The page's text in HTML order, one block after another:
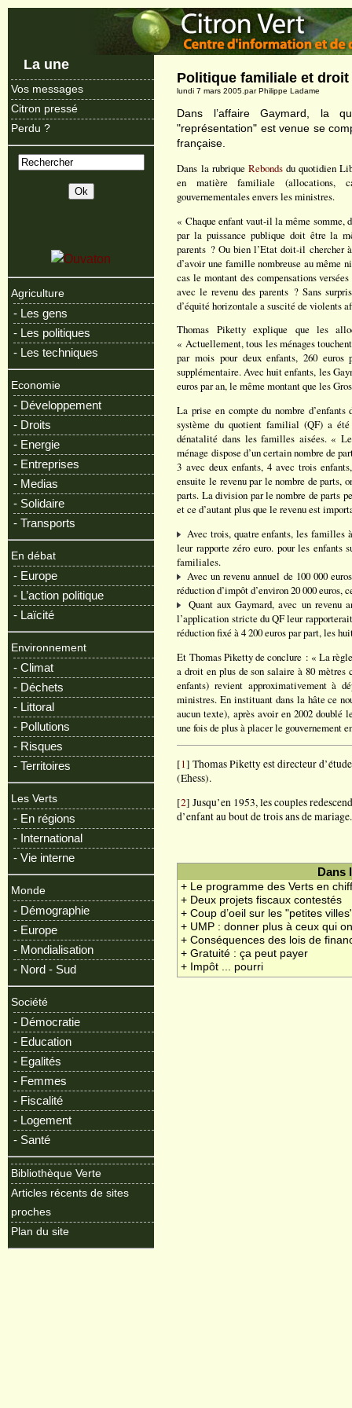
La une
Vos messages
Citron pressé
Perdu ?
Agriculture
- Les gens
- Les politiques
- Les techniques
Economie
- Développement
- Droits
- Energie
- Entreprises
- Medias
- Solidaire
- Transports
En débat
- Europe
- L’action politique
- Laïcité
Environnement
- Climat
- Déchets
- Littoral
- Pollutions
- Risques
- Territoires
Les Verts
- En régions
- International
- Vie interne
Monde
- Démographie
- Europe
- Mondialisation
- Nord - Sud
Société
- Démocratie
- Education
- Egalités
- Femmes
- Fiscalité
- Logement
- Santé
Bibliothèque Verte
Articles récents de sites
proches
Plan du site
Politique familiale et
lundi 7 mars 2005.par Philippe Ladame
Dans l’affaire Gaymard, la
"représentation" est venue se
française.
Dans la rubrique Rebondsdu quotidien
en matière familiale (allocations,
gouvernementales envers les ministres.
« Chaque enfant vaut-il la même somme,
par la puissance publique doit être la
parents ? Ou bien l’Etat doit-il chercher
d’avoir une famille nombreuse au même
cas le montant des compensations
avec le revenu des parents ? Sans
d’équité horizontale a suscité de violents
Thomas Piketty explique que les
« Actuellement, tous les ménages
par mois pour deux enfants, 260
supplémentaire. Avec huit enfants, les
euros par an, le même montant que les
La prise en compte du nombre
système du quotient familial (QF) a
dénatalité dans les familles aisées. «
ménage dispose d’un certain nombre de
3 avec deux enfants, 4 avec trois
ensuite le revenu par le nombre de parts,
parts. La division par le nombre de parts
et ce d’autant plus que le revenu est
Avec trois, quatre enfants, les familles
leur rapporte zéro euro. pour les enfants
familiales.
Avec un revenu annuel de 100 000
réduction d’impôt d’environ 20 000 euros,
Quant aux Gaymard, avec un revenu
l’application stricte du QF leur
réduction fixé à 4 200 euros par part, les
Et Thomas Piketty de conclure : « La
a droit en plus de son salaire à 80 mètres
enfants) revient approximativement à
ministres. En instituant dans la hâte ce
aucun texte), après avoir en 2002 doublé
une fois de plus à placer le gouvernement
[1] Thomas Piketty est directeur
(Ehess).
[2] Jusqu’en 1953, les couples
d’enfant au bout de trois ans de mariage.
Dans
+ Le programme des Verts en
+ Deux projets fiscaux contestés
+ Coup d’oeil sur les "petites
+ UMP : donner plus à ceux qui
+ Conséquences des lois de
+ Gratuité : ça peut payer
+ Impôt ... pourri